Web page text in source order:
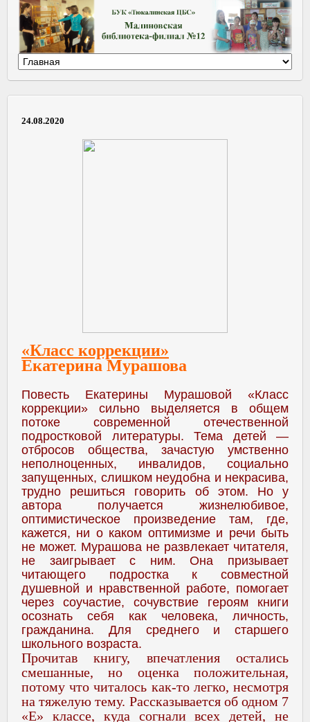
24.08.2020
«Класс коррекции»
Екатерина Мурашова
Повесть Екатерины Мурашовой «Класс
коррекции» сильно выделяется в общем
потоке современной отечественной
подростковой литературы. Тема детей —
отбросов общества, зачастую умственно
неполноценных, инвалидов, социально
запущенных, слишком неудобна и некрасива,
трудно решиться говорить об этом. Но у
автора получается жизнелюбивое,
оптимистическое произведение там, где,
кажется, ни о каком оптимизме и речи быть
не может. Мурашова не развлекает читателя,
не заигрывает с ним. Она призывает
читающего подростка к совместной
душевной и нравственной работе, помогает
через соучастие, сочувствие героям книги
осознать себя как человека, личность,
гражданина. Для среднего и старшего
школьного возраста.
Прочитав книгу, впечатления остались
смешанные, но оценка положительная,
потому что читалось как-то легко, несмотря
на тяжелую тему. Рассказывается об одном 7
«Е» классе, куда согнали всех детей, не